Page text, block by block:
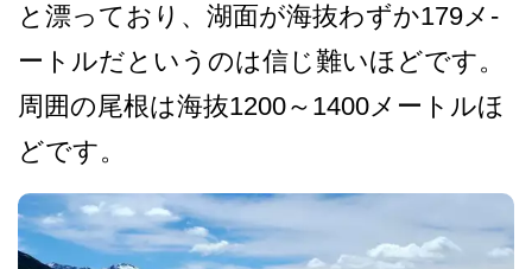
と漂っており、湖面が海抜わずか179メ­
ートルだというのは信じ難いほどです。
周囲の尾根は­海抜1200～1400メートルほ
どです。